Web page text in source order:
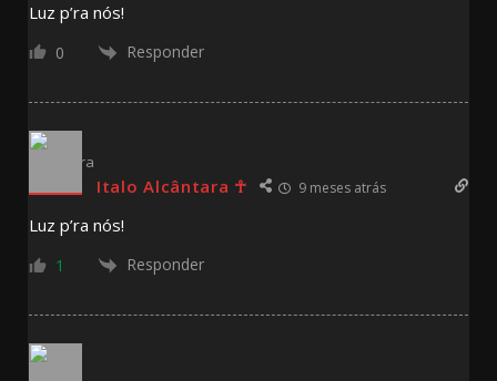
Luz p’ra nós!
0 Responder
Italo Alcântara ☥ 9 meses atrás
Luz p’ra nós!
1 Responder